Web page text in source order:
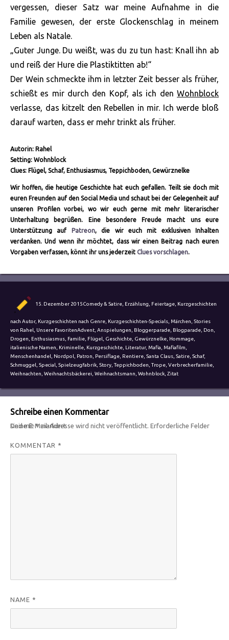
vergessen, dieser Satz war meine Aufnahme in die
Familie gewesen, der erste Glockenschlag in meinem
Leben als Natale.
„Guter Junge. Du weißt, was du zu tun hast: Knall ihn ab
und reiß der Hure die Plastiktitten ab!“
Der Wein schmeckte ihm in letzter Zeit besser als früher,
schießt es mir durch den Kopf, als ich den Wohnblock
verlasse, das kitzelt den Rebellen in mir. Ich werde bloß
darauf warten, dass er mehr trinkt als früher.
Autorin: Rahel
Setting: Wohnblock
Clues: Flügel, Schaf, Enthusiasmus, Teppichboden, Gewürznelke
Wir hoffen, die heutige Geschichte hat euch gefallen. Teilt sie doch mit
euren Freunden auf den Social Media und schaut bei der Gelegenheit auf
unseren Profilen vorbei, wo wir euch gerne mit mehr literarischer
Unterhaltung begrüßen. Eine besondere Freude macht uns eure
Unterstützung auf
Patreon, die wir euch mit exklusiven Inhalten
verdanken. Und wenn ihr möchtet, dass wir einen Beitrag nach euren
Vorgaben verfassen, könnt ihr uns jederzeit Clues vorschlagen.
am
15. Dezember 2015Comedy & Satire, Erzählung, Feiertage, Kurzgeschichten
nach Autor, Kurzgeschichten nach Genre, Kurzgeschichten-Specials, Märchen, Stories
von Rahel, Unsere FavoritenSchlagwörter
Advent, Anspielungen, Bloggerparade, Blogparade, Don,
Drogen, Enthusiasmus, Familie, Flügel, Geschichte, Gewürznelke, Hommage,
italienische Namen, Kriminelle, Kurzgeschichte, Literatur, Mafia, Mafiafilm,
Menschenhandel, Nordpol, Patron, Persiflage, Rentiere, Santa Claus, Satire, Schaf,
Schmuggel, Special, Spielzeugfabrik, Story,Teppichboden,Trope, Verbrecherfamilie,
Weihnachten, Weihnachtsbäckerei, Weihnachtsmann, Wohnblock, Zitat
Schreibe einen Kommentar
Deine E-Mail-Adresse wird nicht veröffentlicht.
Erforderliche Felder sind mit*markiert
KOMMENTAR *
NAME *